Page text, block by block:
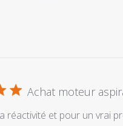
Achat moteur
réactivité et pour un vrai